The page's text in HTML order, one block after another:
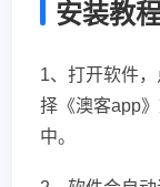
安装教
1、打开软件
择《澳客app
中。